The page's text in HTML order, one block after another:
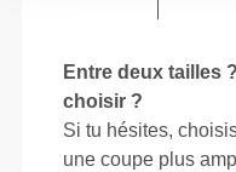
Entre deux tailles
choisir ?
Si tu hésites,
une coupe plus